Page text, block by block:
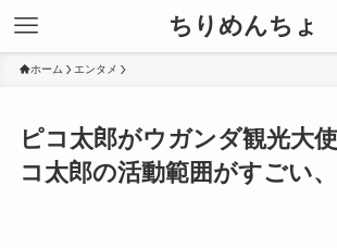
ちりめんちょ
ホーム エンタメ
ピコ太郎がウガンダ観光大
コ太郎の活動範囲がすごい、